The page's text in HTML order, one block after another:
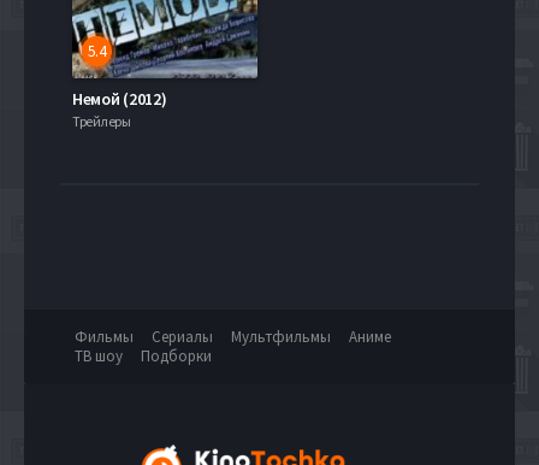
5.4
Немой (2012)
Трейлеры
Фильмы Сериалы Мультфильмы
Аниме
ТВ шоу
Подборки